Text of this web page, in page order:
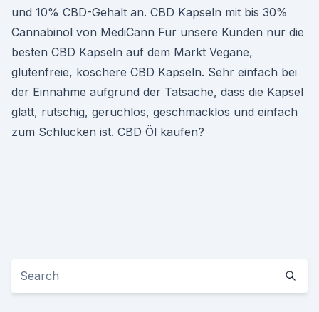
und 10% CBD-Gehalt an. CBD Kapseln mit bis 30%
Cannabinol von MediCann Für unsere Kunden nur die
besten CBD Kapseln auf dem Markt Vegane,
glutenfreie, koschere CBD Kapseln. Sehr einfach bei
der Einnahme aufgrund der Tatsache, dass die Kapsel
glatt, rutschig, geruchlos, geschmacklos und einfach
zum Schlucken ist. CBD Öl kaufen?